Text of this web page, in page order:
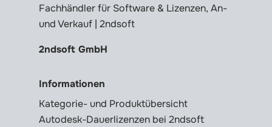
Fachhändler für Software & Lizenzen, An-
und Verkauf | 2ndsoft
2ndsoft GmbH
Informationen
Kategorie- und Produktübersicht
Autodesk-Dauerlizenzen bei 2ndsoft